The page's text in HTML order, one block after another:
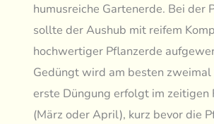
humusreiche Gartenerde. Bei der
sollte der Aushub mit reifem
hochwertiger Pflanzerde
Gedüngt wird am besten zweimal
erste Düngung erfolgt im zeitigen
(März oder April), kurz bevor die